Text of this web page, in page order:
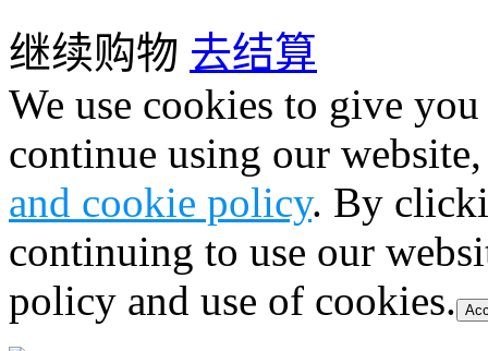
继续购物 去结算
We use cookies to give
continue using our
and cookie policy. By
continuing to use our
policy and use of cookies.